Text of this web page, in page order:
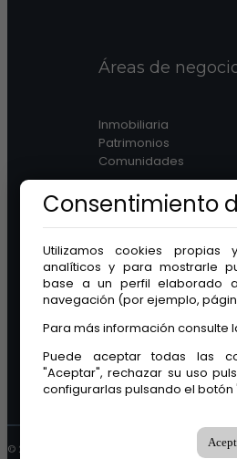
Áreas de
Inmobiliaria
Patrimonios
Comunidades
Legal
Aviso legal
Política de cookies
Canal ético
© 2026 GuinotPrunera Todos los derechos
Consentimiento
Utilizamos cookies
analíticos y para mostrarle
base a un perfil elaborado
navegación (por ejemplo,
Para más información consulte
Puede aceptar todas las
"Aceptar", rechazar su uso
configurarlas pulsando el botón